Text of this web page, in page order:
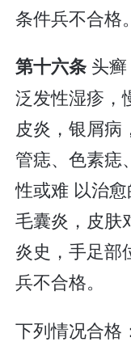
条件兵不合格。
第十六条 头
泛发性湿疹，
皮炎，银屑病
管痣、色素痣
性或难 以治
毛囊炎，皮肤
炎史，手足部
兵不合格。
下列情况合格